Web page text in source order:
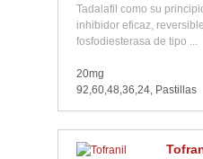
Tadalafil como su
inhibidor eficaz,
fosfodiesterasa de tipo ...
20mg
92,60,48,36,24, Pastillas